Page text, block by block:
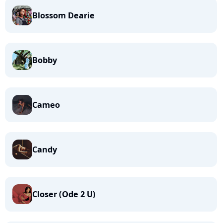
Blossom Dearie
Bobby
Cameo
Candy
Closer (Ode 2 U)